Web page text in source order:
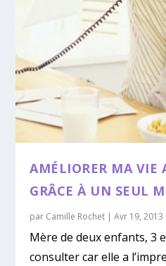
AMÉLIORER MA VIE
GRÂCE À UN SEUL
par Camille Rochet |Avr 19, 2013
Mère de deux enfants, 3
consulter car elle a